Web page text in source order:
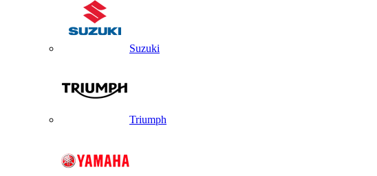
Suzuki
Triumph